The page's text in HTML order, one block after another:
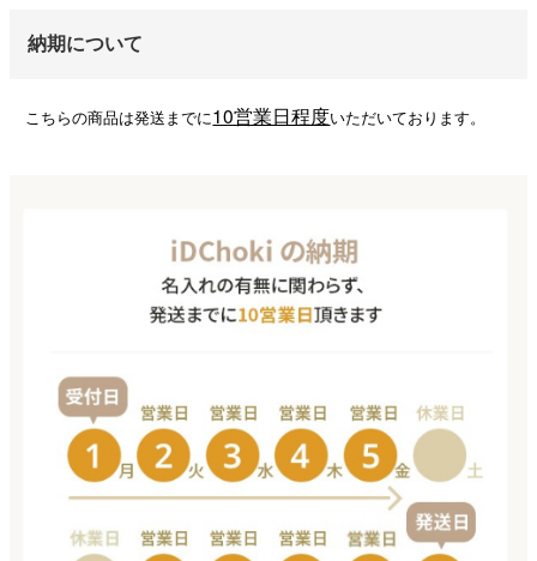
納期について
こちらの商品は発送までに10営業日程度いただいております。